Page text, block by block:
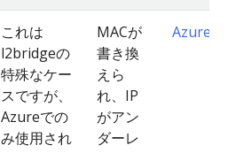
これは
l2bridgeの
特殊なケー
スですが、
Azureでの
み使用され
MACが
書き換
えら
れ、IP
がアン
ダーレ
Azure-